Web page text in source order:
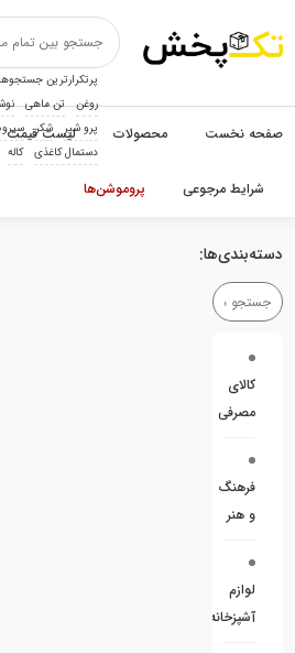
پرتکرارترین
روغن
تن ماهی
پرو شیر
شکر
دستمال کاغذی
کاله
صفحه نخست محصولات لیست قیمت
شرایط مرجوعی پروموشن‌ها
دسته‌بندی‌ها:
کالای
مصرفی
فرهنگ
و هنر
لوازم
آشپزخانه